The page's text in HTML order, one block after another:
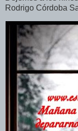
Rodrigo Córdoba